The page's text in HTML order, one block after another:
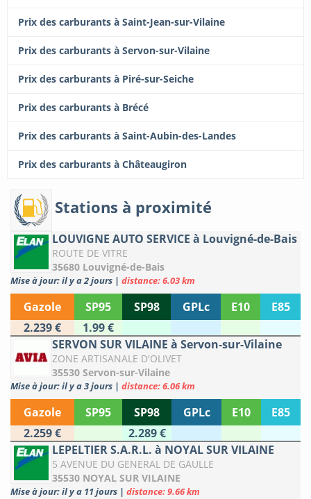
Prix des carburants à Saint-Jean-sur-Vilaine
Prix des carburants à Servon-sur-Vilaine
Prix des carburants à Piré-sur-Seiche
Prix des carburants à Brécé
Prix des carburants à Saint-Aubin-des-Landes
Prix des carburants à Châteaugiron
Stations à proximité
LOUVIGNE AUTO SERVICE à Louvigné-de-Bais
ROUTE DE VITRE
35680 Louvigné-de-Bais
Mise à jour: il y a 2 jours | distance: 6.03 km
Gazole SP95 SP98 GPLc E10
E85
2.239 €
1.99 €
SERVON SUR VILAINE à Servon-sur-Vilaine
ZONE ARTISANALE D'OLIVET
35530 Servon-sur-Vilaine
Mise à jour: il y a 3 jours | distance: 6.06 km
Gazole SP95 SP98 GPLc E10
E85
2.259 €
2.289 €
LEPELTIER S.A.R.L. à NOYAL SUR VILAINE
5 AVENUE DU GENERAL DE GAULLE
35530 NOYAL SUR VILAINE
Mise à jour: il y a 11 jours | distance: 9.66 km